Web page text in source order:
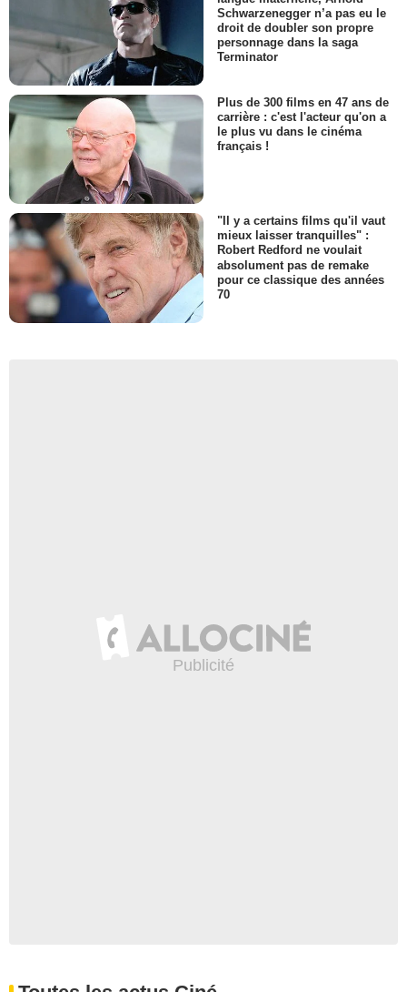
Schwarzenegger n’a pas eu le
droit de doubler son propre
personnage dans la saga
Terminator
Plus de 300 films en 47 ans de
carrière : c'est l'acteur qu'on a
le plus vu dans le cinéma
français !
"Il y a certains films qu'il vaut
mieux laisser tranquilles" :
Robert Redford ne voulait
absolument pas de remake
pour ce classique des années
70